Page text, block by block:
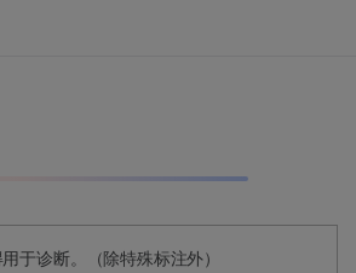
于诊断。（除特殊标注外）